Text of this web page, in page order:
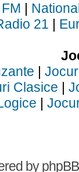
|
21 |
|
Clasice |
|
byphpBB